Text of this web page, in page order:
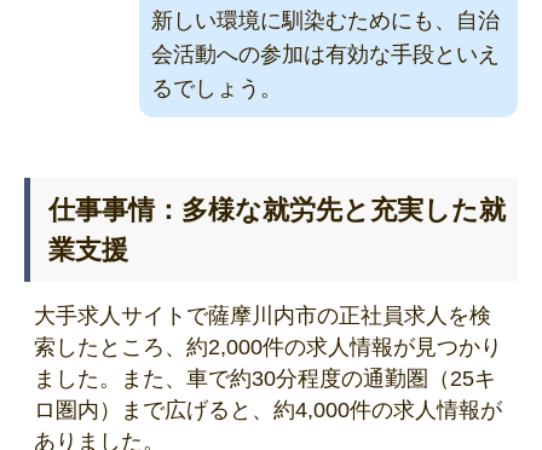
新しい環境に馴染むためにも、自治
会活動への参加は有効な手段といえ
るでしょう。
仕事事情：多様な就労先と充実した就
業支援
大手求人サイトで薩摩川内市の正社員求人を検
索したところ、約2,000件の求人情報が見つかり
ました。また、車で約30分程度の通勤圏（25キ
ロ圏内）まで広げると、約4,000件の求人情報が
ありました。